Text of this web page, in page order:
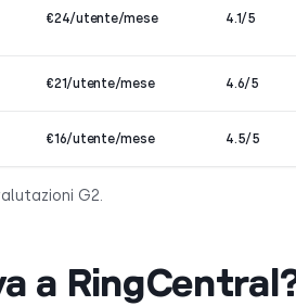
€24/utente/mese 4.1/5
€21/utente/mese 4.6/5
€16/utente/mese 4.5/5
G2.
a